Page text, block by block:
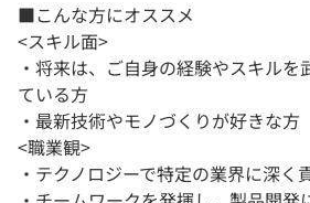
■こんな方にオススメ
<スキル面>
・将来は、ご自身の経験やスキルを
ている方
・最新技術やモノづくりが好きな方
<職業観>
・テクノロジーで特定の業界に深く